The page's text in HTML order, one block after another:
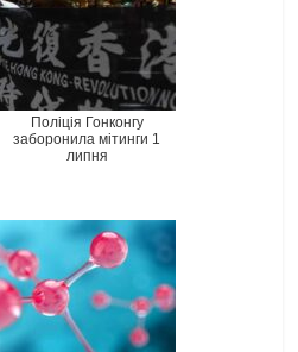
Поліція Гонконгу
заборонила мітинги 1
липня